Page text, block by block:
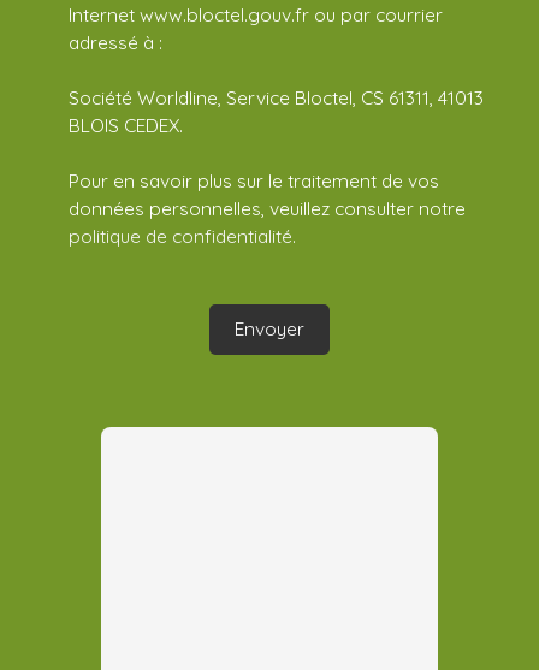
Internet www.bloctel.gouv.fr ou par courrier
adressé à :
Société Worldline, Service Bloctel, CS 61311, 41013
BLOIS CEDEX.
Pour en savoir plus sur le traitement de vos
données personnelles, veuillez consulter notre
politique de confidentialité.
Envoyer